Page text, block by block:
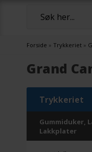
Forside » Trykkeriet »
Grand
Trykkeriet
Gummiduker,
Lakkplater